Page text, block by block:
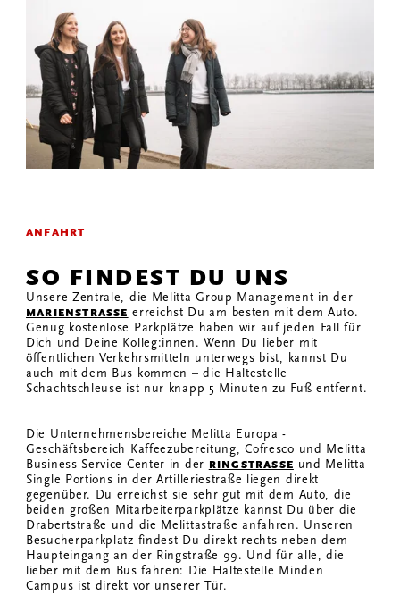
ANFAHRT
SO FINDEST DU UNS
Unsere Zentrale, die Melitta Group Management in der
MARIENSTRASSE
erreichst Du am besten mit dem Auto.
Genug kostenlose Parkplätze haben wir auf jeden Fall für
Dich und Deine Kolleg:innen. Wenn Du lieber mit
öffentlichen Verkehrsmitteln unterwegs bist, kannst Du
auch mit dem Bus kommen – die Haltestelle
Schachtschleuse ist nur knapp 5 Minuten zu Fuß entfernt.
Die Unternehmensbereiche Melitta Europa -
Geschäftsbereich Kaffeezubereitung, Cofresco und Melitta
Business Service Center in der RINGSTRASSE
und Melitta
Single Portions in der Artilleriestraße liegen direkt
gegenüber. Du erreichst sie sehr gut mit dem Auto, die
beiden großen Mitarbeiterparkplätze kannst Du über die
Drabertstraße und die Melittastraße anfahren. Unseren
Besucherparkplatz findest Du direkt rechts neben dem
Haupteingang an der Ringstraße 99. Und für alle, die
lieber mit dem Bus fahren: Die Haltestelle Minden
Campus ist direkt vor unserer Tür.